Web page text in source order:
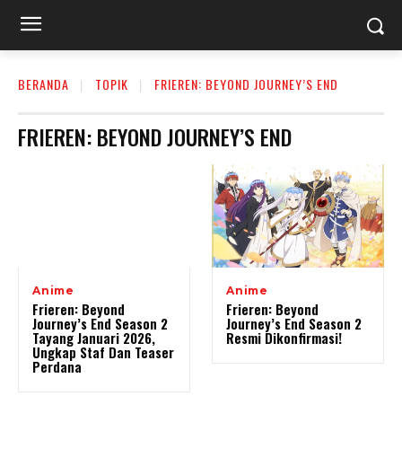
BERANDA TOPIK FRIEREN: BEYOND JOURNEY’S END
FRIEREN: BEYOND JOURNEY’S END
Anime
Frieren: Beyond
Journey’s End Season 2
Tayang Januari 2026,
Ungkap Staf Dan Teaser
Perdana
Anime
Frieren: Beyond
Journey’s End Season 2
Resmi Dikonfirmasi!